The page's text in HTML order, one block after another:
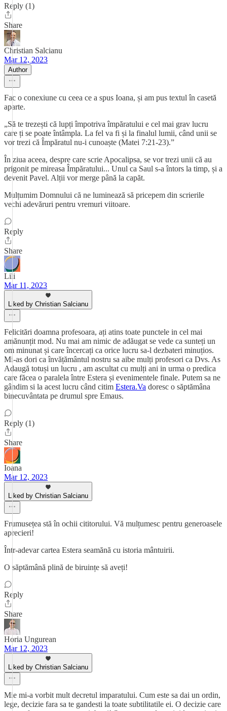
Reply (1)
Share
Christian Salcianu
Mar 12, 2023
Author
Fac o conexiune cu ceea ce a spus Ioana, și am pus textul în casetă
aparte.
„Să te trezești că lupți împotriva împăratului e cel mai grav lucru
care ți se poate întâmpla. La fel va fi și la finalul lumii, când unii se
vor trezi că Împăratul nu-i cunoaște (Matei 7:21-23).”
În ziua aceea, despre care scrie Apocalipsa, se vor trezi unii că au
prigonit pe mireasa Împăratului... Unul ca Saul s-a întors la timp, și a
devenit Pavel. Alții vor merge până la capăt.
Mulțumim Domnului că ne luminează să pricepem din scrierile
vechi adevăruri pentru vremuri viitoare.
Reply
Share
Lili
Mar 11, 2023
Liked by Christian Salcianu
Felicitări doamna profesoara, ați atins toate punctele in cel mai
amănunțit mod. Nu mai am nimic de adăugat se vede ca sunteți un
om minunat și care încercați ca orice lucru sa-l dezbateri minuțios.
Mi-as dori ca învățământul nostru sa aibe mulți profesori ca Dvs. As
Adaugă totuși un lucru , am ascultat cu mulți ani in urma o predica
care făcea o paralela între Estera și evenimentele finale. Putem sa ne
gândim si la acest lucru când citim Estera.Va doresc o săptămâna
binecuvântata pe drumul spre Emaus.
Reply (1)
Share
Ioana
Mar 12, 2023
Liked by Christian Salcianu
Frumusețea stă în ochii cititorului. Vă mulțumesc pentru generoasele
aprecieri!
Într-adevar cartea Estera seamănă cu istoria mântuirii.
O săptămână plină de biruințe să aveți!
Reply
Share
Horia Ungurean
Mar 12, 2023
Liked by Christian Salcianu
Mie mi-a vorbit mult decretul imparatului. Cum este sa dai un ordin,
lege, decizie fara sa te gandesti la toate subtilitatile ei. O decizie care